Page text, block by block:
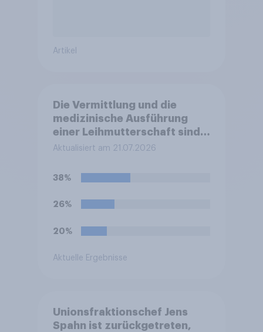
Artikel
Die Vermittlung und die
medizinische Ausführung
einer Leihmutterschaft sind
in Deutschland anders als in
verboten. Wie stehen Sie zu
diesem Verbot?
Aktualisiert am 21.07.2026
38%
26%
20%
Aktuelle Ergebnisse
Unionsfraktionschef Jens
Spahn ist zurückgetreten,